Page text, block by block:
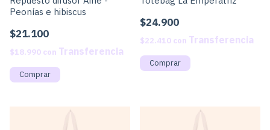
Peonías e hibiscus
$21.100
$18.990 con
$24.900
$22.410 con